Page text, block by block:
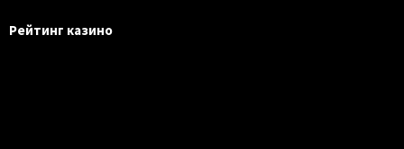
Рейтинг казино